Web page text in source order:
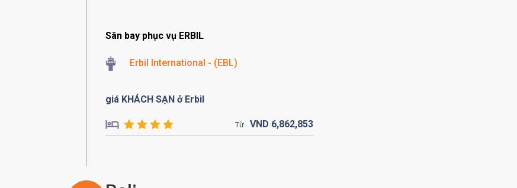
Sân bay phục vụ ERBIL
Erbil International - (EBL)
giá KHÁCH SẠN ở Erbil
Từ VND 6,862,853